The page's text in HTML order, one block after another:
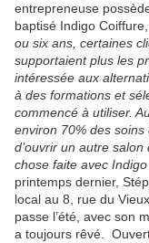
entrepreneuse
baptisé Indigo
ou six ans, certaines
supportaient plus les
intéressée aux
à des formations et
commencé à utiliser.
environ 70% des soins
d’ouvrir un autre
chose faite avec
printemps dernier,
local au 8, rue du
passe l’été, avec son
a toujours rêvé.